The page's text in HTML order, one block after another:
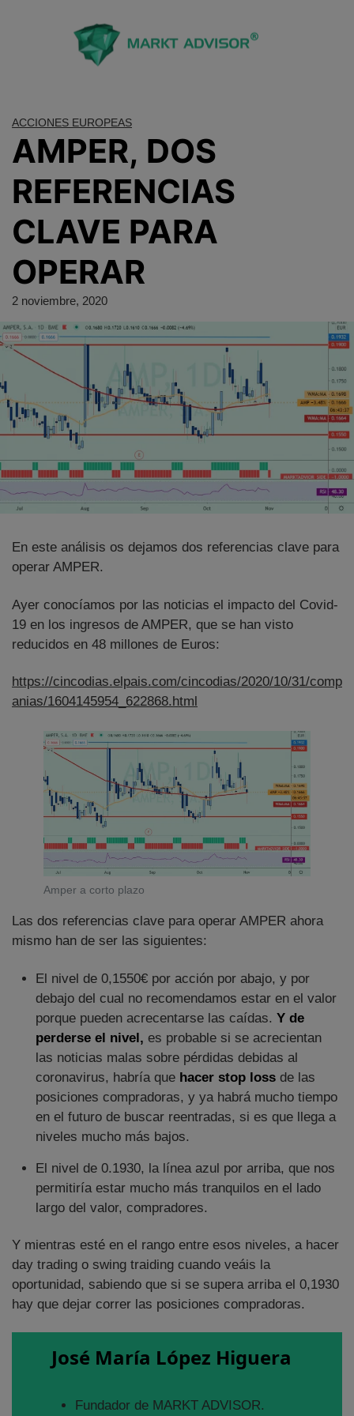
ACCIONES EUROPEAS
AMPER, DOS
REFERENCIAS
CLAVE PARA
OPERAR
2 noviembre, 2020
En este análisis os dejamos dos referencias clave para
operar AMPER.
Ayer conocíamos por las noticias el impacto del Covid-
19 en los ingresos de AMPER, que se han visto
reducidos en 48 millones de Euros:
https://cincodias.elpais.com/cincodias/2020/10/31/comp
anias/1604145954_622868.html
Amper a corto plazo
Las dos referencias clave para operar AMPER ahora
mismo han de ser las siguientes:
El nivel de 0,1550€ por acción por abajo, y por
debajo del cual no recomendamos estar en el valor
porque pueden acrecentarse las caídas. Y de
perderse el nivel, es probable si se acrecientan
las noticias malas sobre pérdidas debidas al
coronavirus, habría que hacer stop loss de las
posiciones compradoras, y ya habrá mucho tiempo
en el futuro de buscar reentradas, si es que llega a
niveles mucho más bajos.
El nivel de 0.1930, la línea azul por arriba, que nos
permitiría estar mucho más tranquilos en el lado
largo del valor, compradores.
Y mientras esté en el rango entre esos niveles, a hacer
day trading o swing traiding cuando veáis la
oportunidad, sabiendo que si se supera arriba el 0,1930
hay que dejar correr las posiciones compradoras.
José María López Higuera
Fundador de MARKT ADVISOR.